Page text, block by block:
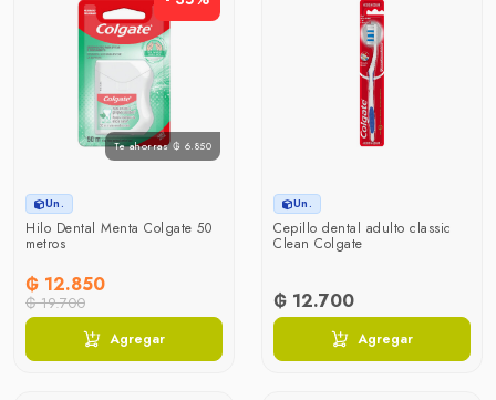
Te ahorras ₲ 6.850
Un.
Hilo Dental Menta Colgate 50
metros
₲ 12.850
₲ 19.700
Agregar
Un.
Cepillo dental adulto classic
Clean Colgate
₲ 12.700
Agregar